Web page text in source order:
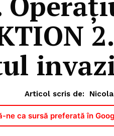
Articol scris de:
ne ca sursă preferată în